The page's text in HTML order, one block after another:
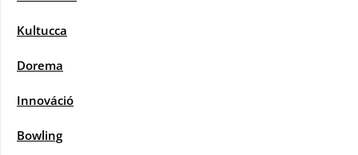
Kultucca
Dorema
Innováció
Bowling